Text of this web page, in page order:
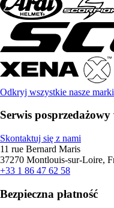
Odkryj wszystkie nasze marki
Serwis
Skontaktuj się z nami
11 rue Bernard Maris
37270 Montlouis-sur-Loire,
+33 1 86 47 62 58
Bezpieczna płatność